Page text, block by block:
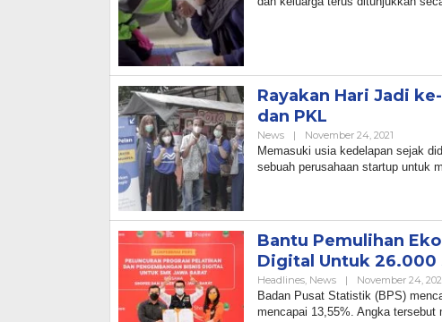
Rayakan Hari Jadi
dan PKL
News | November 24, 2021
Admin
Memasuki usia kedelapan sejak
sebuah perusahaan startup untuk
Bantu Pemulihan
Digital Untuk 26.000
Headlines, News | November 24,
Badan Pusat Statistik (BPS)
mencapai 13,55%. Angka tersebut